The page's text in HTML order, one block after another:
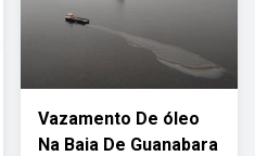
Vazamento De óleo
Na Baia De Guanabara